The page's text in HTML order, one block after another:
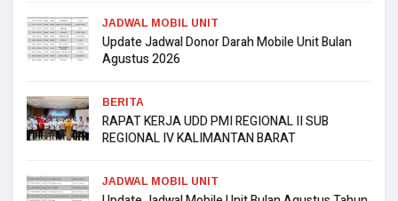
JADWAL MOBIL UNIT
Update Jadwal Donor Darah Mobile Unit Bulan
Agustus 2026
BERITA
RAPAT KERJA UDD PMI REGIONAL II SUB
REGIONAL IV KALIMANTAN BARAT
JADWAL MOBIL UNIT